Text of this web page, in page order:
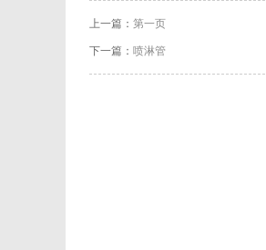
上一篇： 第一页
下一篇： 喷淋管